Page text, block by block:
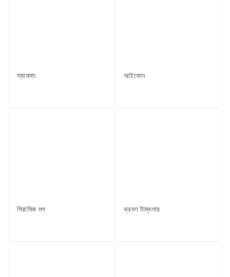
স্যামসাং আইফোন
সিরামিক মগ ভ্রমণ টাম্বলার